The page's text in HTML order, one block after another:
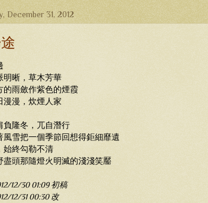
December 31, 2012
明晰，草木芳華
的雨斂作紫色的煙霞
漫漫，炊煙人家
負隆冬，兀自潛行
風雪把一個季節回想得鉅細靡遺
始終勾勒不清
盡頭那隨燈火明滅的淺淺笑靨
12/30 01:09 初稿
12/31 00:30 改